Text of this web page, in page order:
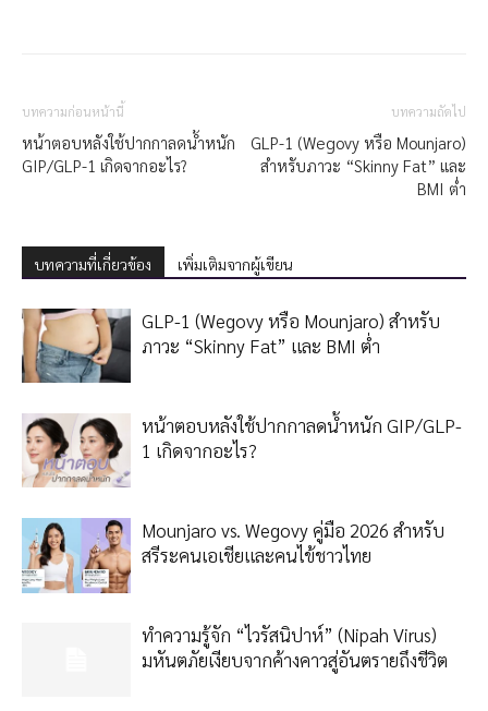
บทความก่อนหน้านี้
หน้าตอบหลังใช้ปากกาลดน้ำหนัก
GIP/GLP-1 เกิดจากอะไร?
บทความถัดไป
GLP-1 (Wegovy หรือ Mounjaro)
สำหรับภาวะ “Skinny Fat” และ
BMI ต่ำ
บทความที่เกี่ยวข้อง เพิ่มเติมจากผู้เขียน
GLP-1 (Wegovy หรือ Mounjaro) สำหรับ
ภาวะ “Skinny Fat” และ BMI ต่ำ
หน้าตอบหลังใช้ปากกาลดน้ำหนัก GIP/GLP-
1 เกิดจากอะไร?
Mounjaro vs. Wegovy คู่มือ 2026 สำหรับ
สรีระคนเอเชียและคนไข้ชาวไทย
ทำความรู้จัก “ไวรัสนิปาห์” (Nipah Virus)
มหันตภัยเงียบจากค้างคาวสู่อันตรายถึงชีวิต